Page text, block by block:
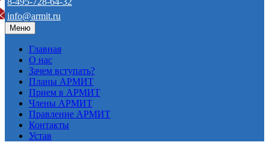
info@armit.ru
Меню
Главная
О нас
Зачем вступать?
Планы АРМИТ
Прием в АРМИТ
Члены АРМИТ
Правление АРМИТ
Контакты
Устав